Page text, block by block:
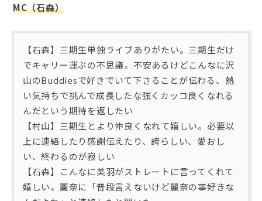
MC（石森）
【石森】三期生単独ライブありがたい。三期生だけ
でキャリー運ぶの不思議。不安あるけどこんなに沢
山のBuddiesで好きでいて下さることが伝わる、熱
い気持ちで挑んで成長したな強くカッコ良くなれる
んだという期待を返したい
【村山】三期生とより仲良くなれて嬉しい。必要以
上に連絡したり感謝伝えたり、誇らしい、愛おし
い、終わるのが寂しい
【石森】こんなに美羽がストレートに言ってくれて
嬉しい。麗奈に「普段言えないけど麗奈の事好きな